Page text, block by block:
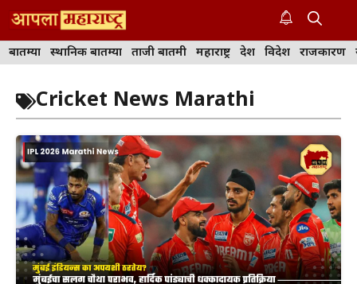
content
बातम्या स्थानिक बातम्या ताजी बातमी महाराष्ट्र देश विदेश राजकारण
Cricket News Marathi